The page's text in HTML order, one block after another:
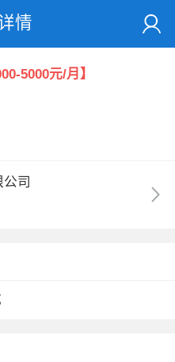
情
5000元/月】
司